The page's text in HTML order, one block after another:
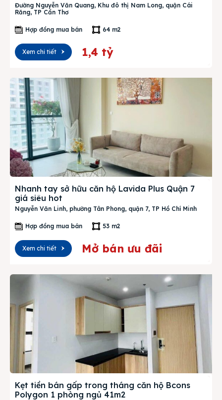
Đường Nguyễn Văn Quang, Khu đô thị Nam Long, quận Cái
Răng, TP Cần Thơ
Hợp đồng mua bán 64 m2
Xem chi tiết 1,4 tỷ
Nhanh tay sở hữu căn hộ Lavida Plus Quận 7
giá siêu hot
Nguyễn Văn Linh, phường Tân Phong, quận 7, TP Hồ Chí Minh
Hợp đồng mua bán 53 m2
Xem chi tiết Mở bán ưu đãi
Kẹt tiền bán gấp trong tháng căn hộ Bcons
Polygon 1 phòng ngủ 41m2